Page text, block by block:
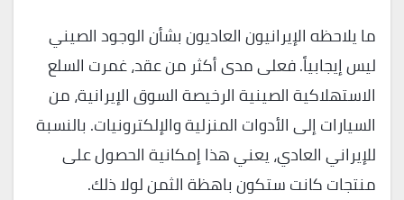
ما يلاحظه الإيرانيون العاديون بشأن الوجود الصيني
ليس إيجابياً. فعلى مدى أكثر من عقد، غمرت السلع
الاستهلاكية الصينية الرخيصة السوق الإيرانية، من
السيارات إلى الأدوات المنزلية والإلكترونيات. بالنسبة
للإيراني العادي، يعني هذا إمكانية الحصول على
منتجات كانت ستكون باهظة الثمن لولا ذلك.